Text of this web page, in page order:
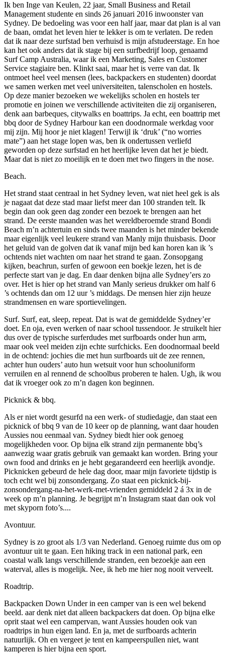
Ik ben Inge van Keulen, 22 jaar, Small Business and Retail
Management studente en sinds 26 januari 2016 inwoonster van
Sydney. De bedoeling was voor een half jaar, maar dat plan is al van
de baan, omdat het leven hier te lekker is om te verlaten. De reden
dat ik naar deze surfstad ben verhuisd is mijn afstudeerstage. En hoe
kan het ook anders dat ik stage bij een surfbedrijf loop, genaamd
Surf Camp Australia, waar ik een Marketing, Sales en Customer
Service stagiaire ben. Klinkt saai, maar het is verre van dat. Ik
ontmoet heel veel mensen (lees, backpackers en studenten) doordat
we samen werken met veel universiteiten, talenscholen en hostels.
Op deze manier bezoeken we wekelijks scholen en hostels ter
promotie en joinen we verschillende activiteiten die zij organiseren,
denk aan barbeques, citywalks en boattrips. Ja echt, een boattrip met
bbq door de Sydney Harbour kan een doodnormale werkdag voor
mij zijn. Mij hoor je niet klagen! Terwijl ik ‘druk’ (“no worries
mate”) aan het stage lopen was, ben ik ondertussen verliefd
geworden op deze surfstad en het heerlijke leven dat het je biedt.
Maar dat is niet zo moeilijk en te doen met two fingers in the nose.
Beach.
Het strand staat centraal in het Sydney leven, wat niet heel gek is als
je nagaat dat deze stad maar liefst meer dan 100 stranden telt. Ik
begin dan ook geen dag zonder een bezoek te brengen aan het
strand. De eerste maanden was het wereldberoemde strand Bondi
Beach m’n achtertuin en sinds twee maanden is het minder bekende
maar eigenlijk veel leukere strand van Manly mijn thuisbasis. Door
het geluid van de golven dat ik vanaf mijn bed kan horen kan ik ’s
ochtends niet wachten om naar het strand te gaan. Zonsopgang
kijken, beachrun, surfen of gewoon een boekje lezen, het is de
perfecte start van je dag. En daar denken bijna alle Sydney’ers zo
over. Het is hier op het strand van Manly serieus drukker om half 6
’s ochtends dan om 12 uur ’s middags. De mensen hier zijn heuze
strandmensen en ware sportievelingen.
Surf. Surf, eat, sleep, repeat. Dat is wat de gemiddelde Sydney’er
doet. En oja, even werken of naar school tussendoor. Je struikelt hier
dus over de typische surferdudes met surfboards onder hun arm,
maar ook veel meiden zijn echte surfchicks. Een doodnormaal beeld
in de ochtend: jochies die met hun surfboards uit de zee rennen,
achter hun ouders’ auto hun wetsuit voor hun schooluniform
verruilen en al rennend de schoolbus proberen te halen. Ugh, ik wou
dat ik vroeger ook zo m’n dagen kon beginnen.
Picknick & bbq.
Als er niet wordt gesurfd na een werk- of studiedagje, dan staat een
picknick of bbq 9 van de 10 keer op de planning, want daar houden
Aussies nou eenmaal van. Sydney biedt hier ook genoeg
mogelijkheden voor. Op bijna elk strand zijn permanente bbq’s
aanwezig waar gratis gebruik van gemaakt kan worden. Bring your
own food and drinks en je hebt gegarandeerd een heerlijk avondje.
Picknicken gebeurd de hele dag door, maar mijn favoriete tijdstip is
toch echt wel bij zonsondergang. Zo staat een picknick-bij-
zonsondergang-na-het-werk-met-vrienden gemiddeld 2 á 3x in de
week op m’n planning. Je begrijpt m’n Instagram staat dan ook vol
met skyporn foto’s....
Avontuur.
Sydney is zo groot als 1/3 van Nederland. Genoeg ruimte dus om op
avontuur uit te gaan. Een hiking track in een national park, een
coastal walk langs verschillende stranden, een bezoekje aan een
waterval, alles is mogelijk. Nee, ik heb me hier nog nooit verveelt.
Roadtrip.
Backpacken Down Under in een camper van is een wel bekend
beeld. aar denk niet dat alleen backpackers dat doen. Op bijna elke
oprit staat wel een campervan, want Aussies houden ook van
roadtrips in hun eigen land. En ja, met de surfboards achterin
natuurlijk. Oh en vergeet je tent en kampeerspullen niet, want
kamperen is hier bijna een sport.